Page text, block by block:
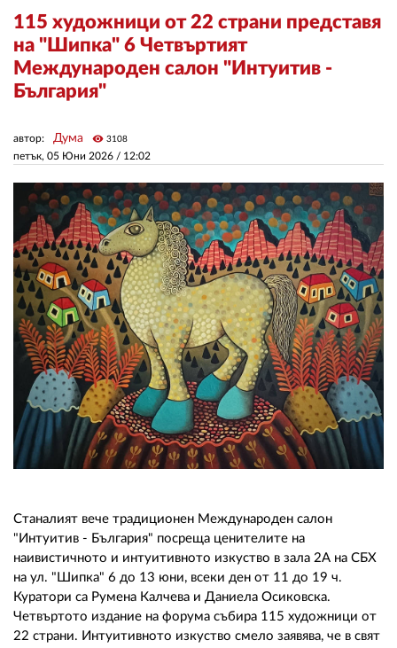
115 художници от 22 страни представя
на "Шипка" 6 Четвъртият
Международен салон "Интуитив -
България"
петък, 05 Юни 2026 / 12:02
автор: Дума visibility 3108
Станалият вече традиционен Международен салон
"Интуитив - България" посреща ценителите на
наивистичното и интуитивното изкуство в зала 2А на СБХ
на ул. "Шипка" 6 до 13 юни, всеки ден от 11 до 19 ч.
Куратори са Румена Калчева и Даниела Осиковска.
Четвъртото издание на форума събира 115 художници от
22 страни. Интуитивното изкуство смело заявява, че в свят
ДРУГИ
КОНТАКТИ
РЕКЛАМА
АБОНАМЕНТ
УСЛОВИЯ ЗА ПОЛЗВАНЕ
ПОЛИТИКА ЗА БИСКВИТКИТЕ
ПОЛИТИКАТА ЗА
ПОВЕРИТЕЛНОСТ
02 975 20 35